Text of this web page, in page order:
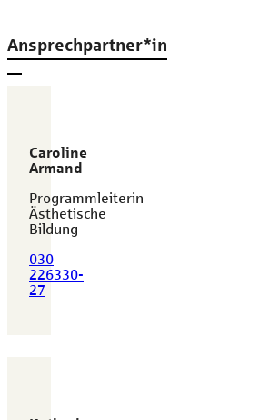
Ansprechpartner*in
Caroline
Armand
Programmleiterin
Ästhetische
Bildung
030
226330-
27